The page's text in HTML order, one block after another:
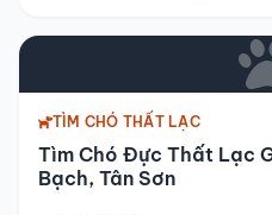
TÌM CHÓ THẤT LẠC
Tìm Chó Đực Thất Lạc
Bạch, Tân Sơn